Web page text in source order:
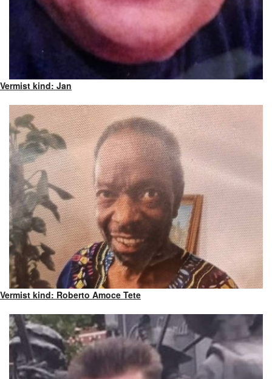
Vermist kind: Jan
Vermist kind: Roberto Amoce Tete